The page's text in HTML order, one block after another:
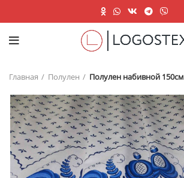
Главная Полулен Полулен набивной 150см